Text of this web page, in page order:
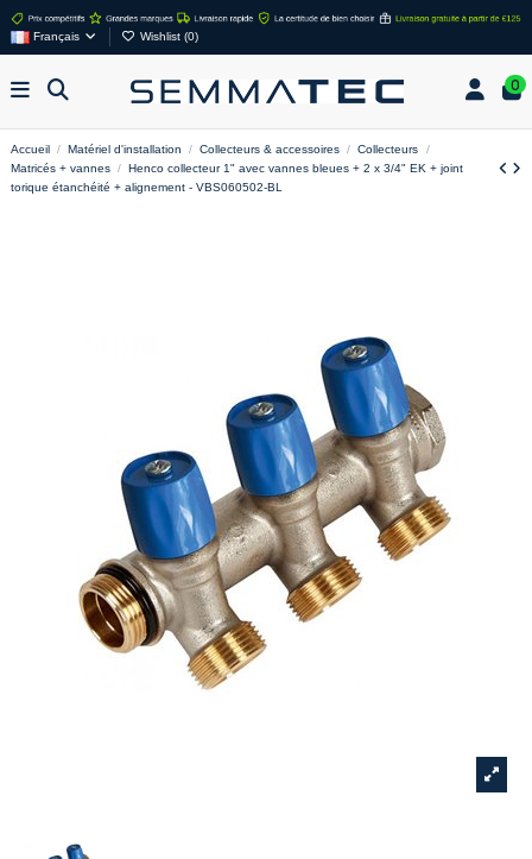
Français Wishlist (0)
0
Accueil Matériel d'installation Collecteurs & accessoires
Collecteurs
Matricés + vannes
Henco collecteur 1" avec vannes bleues + 2 x 3/4" EK + joint
torique étanchéité + alignement - VBS060502-BL